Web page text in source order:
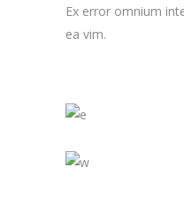
Ex error omnium
ea vim.